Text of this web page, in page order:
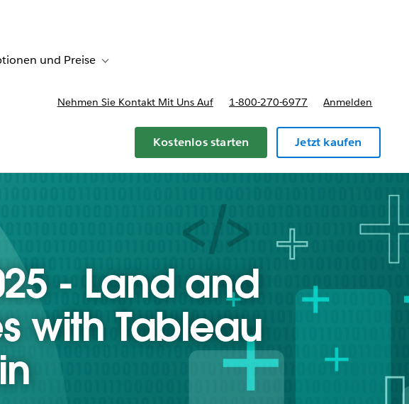
Informationen
und Preise Toggle sub-navigation for Bereitstellungsoptionen und Preise
Nehmen Sie Kontakt Mit Uns Auf 1-800-270-6977 Anmelden
Kostenlos starten Jetzt kaufen
- Land and
with Tableau